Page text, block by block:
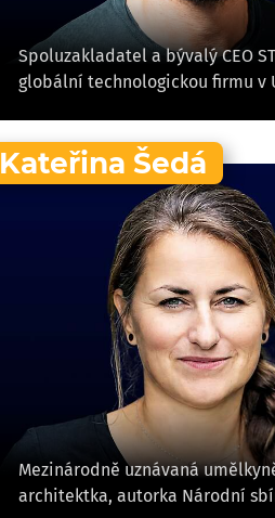
Spoluzakladatel a bývalý CEO
globální technologickou firmu v
Kateřina Šedá
Mezinárodně uznávaná
architektka, autorka Národní